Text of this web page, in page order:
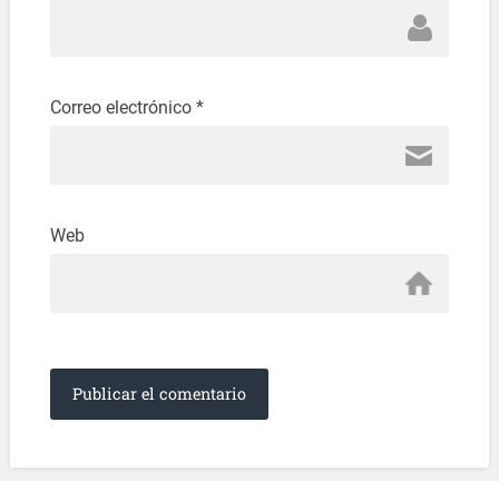
Correo electrónico *
Web